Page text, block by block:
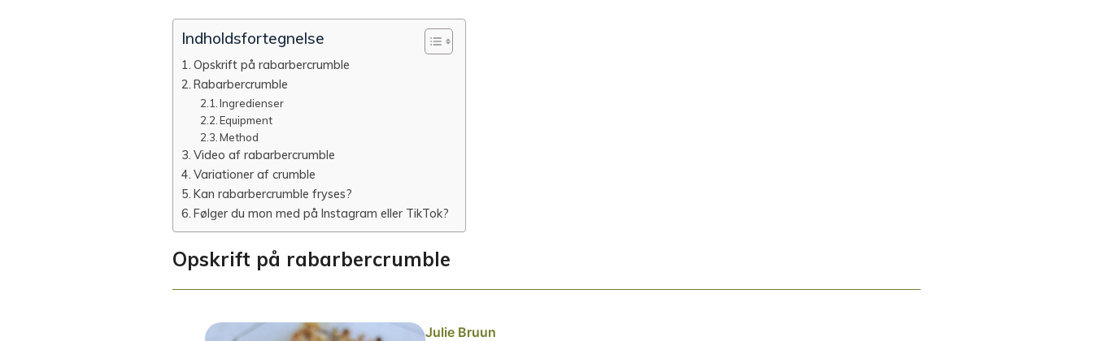
Indholdsfortegnelse
Opskrift på rabarbercrumble
Rabarbercrumble
Ingredienser
Equipment
Method
Video af rabarbercrumble
Variationer af crumble
Kan rabarbercrumble fryses?
Følger du mon med på Instagram eller TikTok?
Opskrift på rabarbercrumble
Julie Bruun